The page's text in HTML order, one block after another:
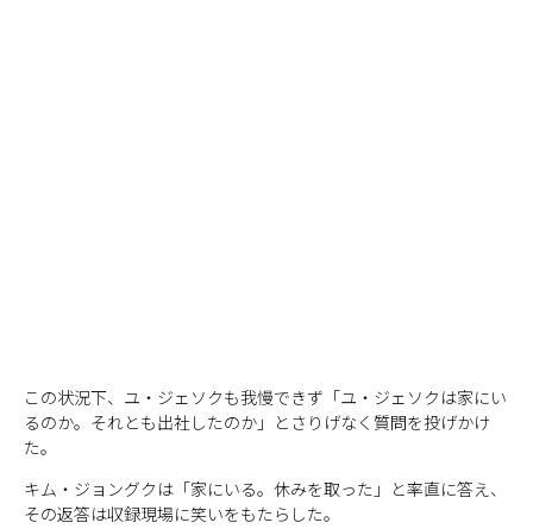
この状況下、ユ・ジェソクも我慢できず「ユ・ジェソクは家にい
るのか。それとも出社したのか」とさりげなく質問を投げかけ
た。
キム・ジョングクは「家にいる。休みを取った」と率直に答え、
その返答は収録現場に笑いをもたらした。